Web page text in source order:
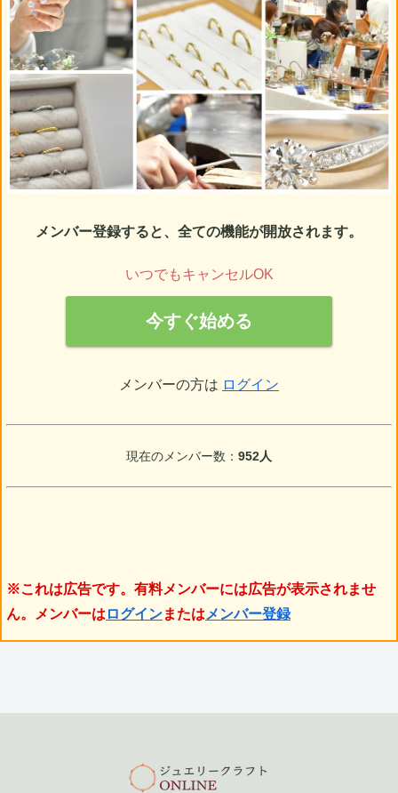
メンバー登録すると、全ての機能が開放されます。
いつでもキャンセルOK
今すぐ始める
メンバーの方は ログイン
現在のメンバー数： 952人
※これは広告です。有料メンバーには広告が表示されませ
ん。メンバーは ログインまたは メンバー登録